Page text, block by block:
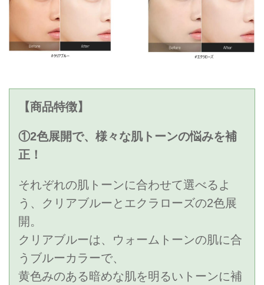
【商品特徴】
①2色展開で、様々な肌トーンの悩みを補
正！
それぞれの肌トーンに合わせて選べるよ
う、クリアブルーとエクラローズの2色展
開。
クリアブルーは、ウォームトーンの肌に合
うブルーカラーで、
黄色みのある暗めな肌を明るいトーンに補